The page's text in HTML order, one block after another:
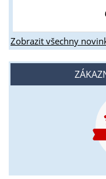
Zobrazit všechny